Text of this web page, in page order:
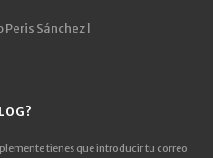
Peris Sánchez]
tienes que introducir tu correo